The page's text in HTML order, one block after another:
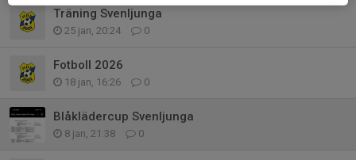
Träning Svenljunga
25 jan, 20:24 0
Fotboll 2026
18 jan, 16:26 0
Blåklädercup Svenljunga
8 jan, 21:38 0